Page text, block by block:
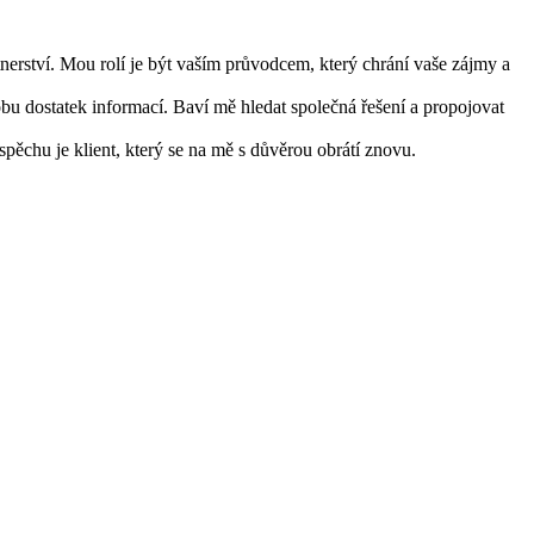
Mou rolí je být vaším průvodcem, který chrání vaše zájmy a
dostatek informací. Baví mě hledat společná řešení a propojovat
je klient, který se na mě s důvěrou obrátí znovu.